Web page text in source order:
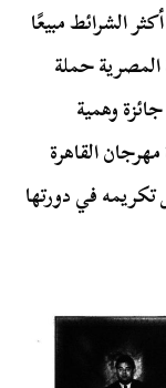
الشرائط مبيعًا
حملة
وهمية
القاهرة
في دورتها